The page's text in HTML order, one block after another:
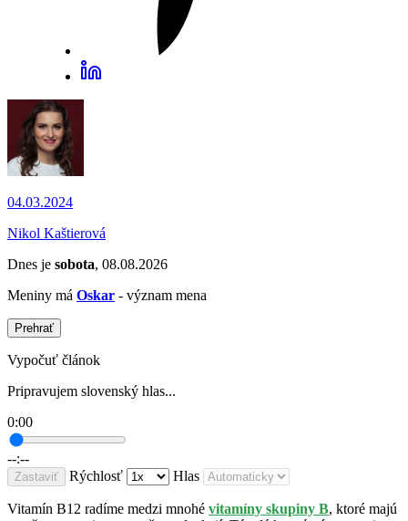
04.03.2024
Nikol Kaštierová
Dnes je sobota, 08.08.2026
Meniny má Oskar - význam mena
Prehrať
Vypočuť článok
Pripravujem slovenský hlas...
0:00
--:--
Zastaviť Rýchlosť Hlas
Vitamín B12 radíme medzi mnohé vitamíny skupiny B, ktoré majú